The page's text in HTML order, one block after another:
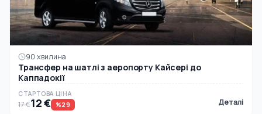
90 хвилина
Трансфер на шатлі з аеропорту Кайсері до
Каппадокії
СТАРТОВА ЦІНА
17 €12 € %29 Деталі